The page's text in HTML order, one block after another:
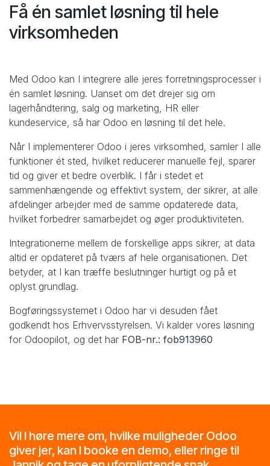
Få én samlet løsning til hele
virksomheden
Med Odoo kan I integrere alle jeres forretningsprocesser i
én samlet løsning. Uanset om det drejer sig om
lagerhåndtering, salg og marketing, HR eller
kundeservice, så har Odoo en løsning til det hele.
Når I implementerer Odoo i jeres virksomhed, samler I alle
funktioner ét sted, hvilket reducerer manuelle fejl, sparer
tid og giver et bedre overblik. I får i stedet et
sammenhængende og effektivt system, der sikrer, at alle
afdelinger arbejder med de samme opdaterede data,
hvilket forbedrer samarbejdet og øger produktiviteten.
Integrationerne mellem de forskellige apps sikrer, at data
altid er opdateret på tværs af hele organisationen. Det
betyder, at I kan træffe beslutninger hurtigt og på et
oplyst grundlag.
Bogføringssystemet i Odoo har vi desuden fået
godkendt hos Erhvervsstyrelsen. Vi kalder vores løsning
for Odoopilot, og det har FOB-nr.: fob913960
Vil I høre mere om, hvilke muligheder Odoo
giver jer, kan I booke en demo, eller ringe til